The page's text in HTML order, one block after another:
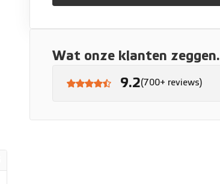
Wat onze klanten zeggen.
9.2(700+ reviews)